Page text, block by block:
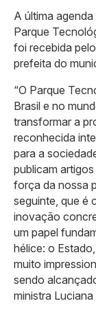
A última
Parque
foi recebida
prefeita do
“O Parque
Brasil e no
transformar a
reconhecida
para a
publicam
força da nossa
seguinte, que é
inovação
um papel
hélice: o
muito
sendo
ministra